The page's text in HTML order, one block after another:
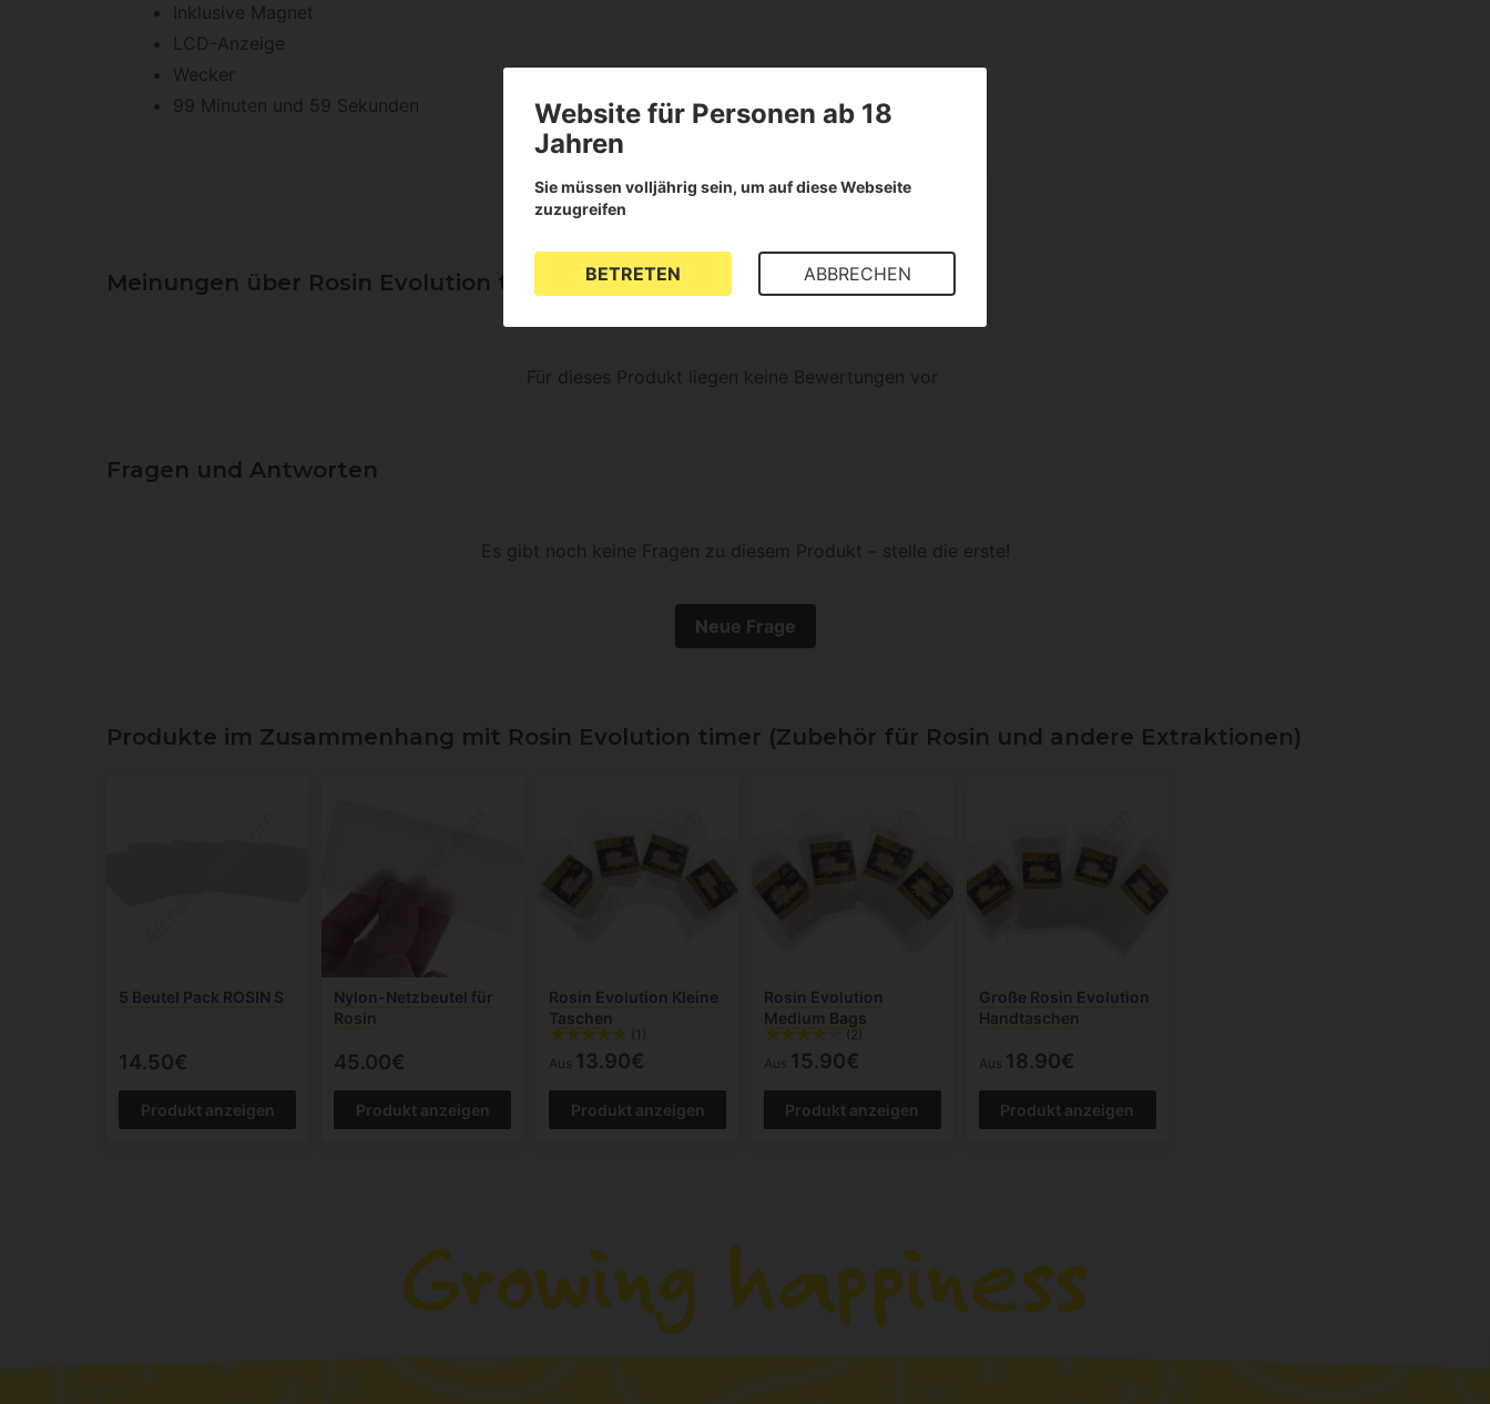
Inklusive Magnet
LCD-Anzeige
Wecker
99 Minuten und 59 Sekunden
Meinungen über Rosin Evolution timer
Für dieses Produkt liegen keine Bewertungen vor
Fragen und Antworten
Es gibt noch keine Fragen zu diesem Produkt – stelle die erste!
Neue Frage
Produkte im Zusammenhang mit Rosin Evolution timer (Zubehör für Rosin und andere Extraktionen)
5 Beutel Pack ROSIN S
14.50€
Produkt anzeigen
Nylon-Netzbeutel für
Rosin
45.00€
Produkt anzeigen
Rosin Evolution Kleine
Taschen
(1)
Aus 13.90€
Produkt anzeigen
Rosin Evolution
Medium Bags
(2)
Aus 15.90€
Produkt anzeigen
Große Rosin Evolution
Handtaschen
Aus 18.90€
Produkt anzeigen
Website für Personen ab 18
Jahren
Sie müssen volljährig sein, um auf diese Webseite
zuzugreifen
BETRETEN ABBRECHEN